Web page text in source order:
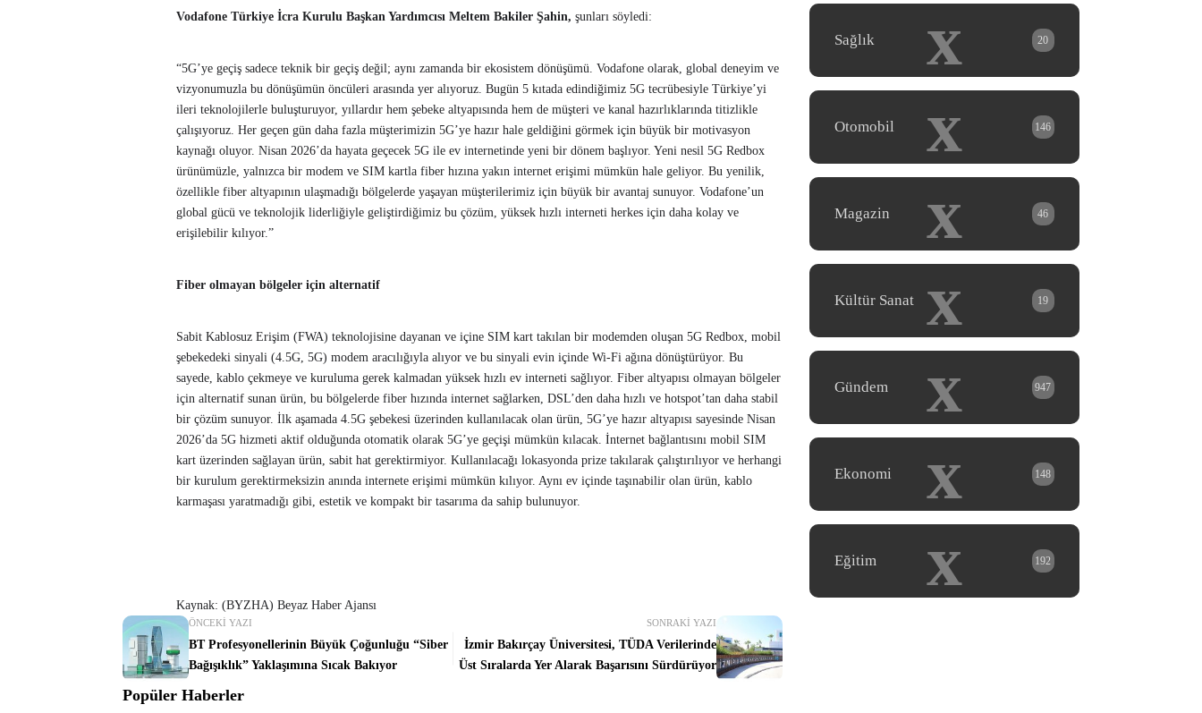
Vodafone Türkiye İcra Kurulu Başkan Yardımcısı Meltem Bakiler Şahin, şunları söyledi:
“5G’ye geçiş sadece teknik bir geçiş değil; aynı zamanda bir ekosistem dönüşümü. Vodafone olarak, global deneyim ve
vizyonumuzla bu dönüşümün öncüleri arasında yer alıyoruz. Bugün 5 kıtada edindiğimiz 5G tecrübesiyle Türkiye’yi
ileri teknolojilerle buluşturuyor, yıllardır hem şebeke altyapısında hem de müşteri ve kanal hazırlıklarında titizlikle
çalışıyoruz. Her geçen gün daha fazla müşterimizin 5G’ye hazır hale geldiğini görmek için büyük bir motivasyon
kaynağı oluyor. Nisan 2026’da hayata geçecek 5G ile ev internetinde yeni bir dönem başlıyor. Yeni nesil 5G Redbox
ürünümüzle, yalnızca bir modem ve SIM kartla fiber hızına yakın internet erişimi mümkün hale geliyor. Bu yenilik,
özellikle fiber altyapının ulaşmadığı bölgelerde yaşayan müşterilerimiz için büyük bir avantaj sunuyor. Vodafone’un
global gücü ve teknolojik liderliğiyle geliştirdiğimiz bu çözüm, yüksek hızlı interneti herkes için daha kolay ve
erişilebilir kılıyor.”
Fiber olmayan bölgeler için alternatif
Sabit Kablosuz Erişim (FWA) teknolojisine dayanan ve içine SIM kart takılan bir modemden oluşan 5G Redbox, mobil
şebekedeki sinyali (4.5G, 5G) modem aracılığıyla alıyor ve bu sinyali evin içinde Wi-Fi ağına dönüştürüyor. Bu
sayede, kablo çekmeye ve kuruluma gerek kalmadan yüksek hızlı ev interneti sağlıyor. Fiber altyapısı olmayan bölgeler
için alternatif sunan ürün, bu bölgelerde fiber hızında internet sağlarken, DSL’den daha hızlı ve hotspot’tan daha stabil
bir çözüm sunuyor. İlk aşamada 4.5G şebekesi üzerinden kullanılacak olan ürün, 5G’ye hazır altyapısı sayesinde Nisan
2026’da 5G hizmeti aktif olduğunda otomatik olarak 5G’ye geçişi mümkün kılacak. İnternet bağlantısını mobil SIM
kart üzerinden sağlayan ürün, sabit hat gerektirmiyor. Kullanılacağı lokasyonda prize takılarak çalıştırılıyor ve herhangi
bir kurulum gerektirmeksizin anında internete erişimi mümkün kılıyor. Aynı ev içinde taşınabilir olan ürün, kablo
karmaşası yaratmadığı gibi, estetik ve kompakt bir tasarıma da sahip bulunuyor.
Kaynak: (BYZHA) Beyaz Haber Ajansı
ÖNCEKI YAZI
BT Profesyonellerinin Büyük Çoğunluğu “Siber
Bağışıklık” Yaklaşımına Sıcak Bakıyor
SONRAKI YAZI
İzmir Bakırçay Üniversitesi, TÜDA Verilerinde
Üst Sıralarda Yer Alarak Başarısını Sürdürüyor
Popüler Haberler
x
Sağlık 20
x
Otomobil 146
x
Magazin 46
x
Kültür Sanat 19
x
Gündem 947
x
Ekonomi 148
x
Eğitim 192